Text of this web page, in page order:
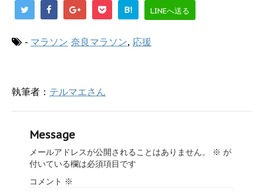
) ィ
ド
ウ
)
B! LINEへ送る
- マラソン 奈良マラソン, 応援
執筆者： テルマエさん
Message
メールアドレスが公開されることはありません。 ※ が
付いている欄は必須項目です
コメント ※